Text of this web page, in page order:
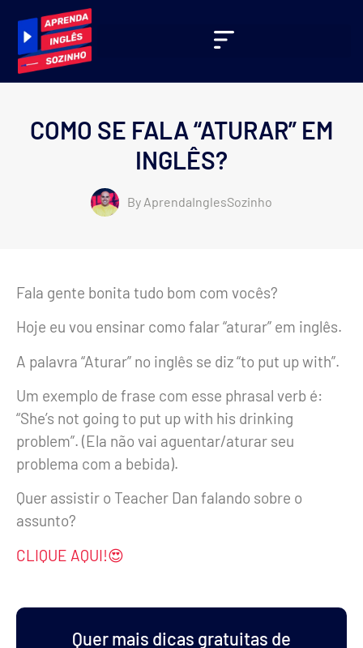
COMO SE FALA “ATURAR” EM
INGLÊS?
By AprendaInglesSozinho
Fala gente bonita tudo bom com vocês?
Hoje eu vou ensinar como falar “aturar” em inglês.
A palavra “Aturar” no inglês se diz “to put up with”.
Um exemplo de frase com esse phrasal verb é:
“She’s not going to put up with his drinking
problem”. (Ela não vai aguentar/aturar seu
problema com a bebida).
Quer assistir o Teacher Dan falando sobre o
assunto?
CLIQUE AQUI!😍
Quer mais dicas gratuitas de